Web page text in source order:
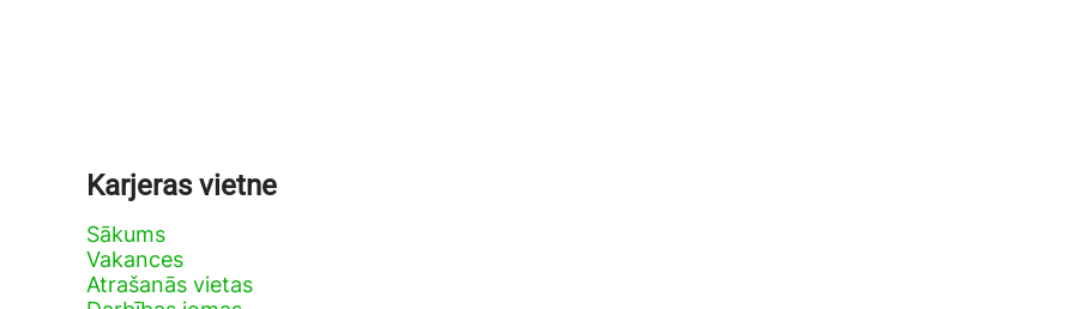
Karjeras vietne
Sākums
Vakances
Atrašanās vietas